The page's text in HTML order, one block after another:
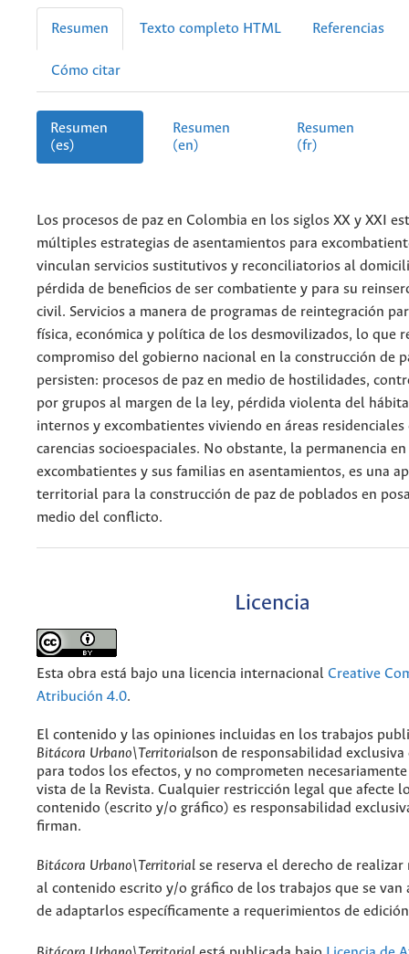
Resumen Texto completo HTML Referencias
Cómo citar
Resumen
(es)
Resumen
(en)
Resumen
(fr)
Los procesos de paz en Colombia en los siglos XX y XXI
múltiples estrategias de asentamientos para
vinculan servicios sustitutivos y reconciliatorios al
pérdida de beneficios de ser combatiente y para su
civil. Servicios a manera de programas de reintegración
física, económica y política de los desmovilizados, lo que
compromiso del gobierno nacional en la construcción de
persisten: procesos de paz en medio de hostilidades,
por grupos al margen de la ley, pérdida violenta del
internos y excombatientes viviendo en áreas residenciales
carencias socioespaciales. No obstante, la permanencia
excombatientes y sus familias en asentamientos, es una
territorial para la construcción de paz de poblados en
medio del conflicto.
Licencia
Esta obra está bajo una licencia internacional Creative
Atribución 4.0.
El contenido y las opiniones incluidas en los trabajos
Bitácora Urbano\Territorialson de responsabilidad exclusiva
para todos los efectos, y no comprometen
vista de la Revista. Cualquier restricción legal que afecte
contenido (escrito y/o gráfico) es responsabilidad
firman.
Bitácora Urbano\Territorial se reserva el derecho de realizar
al contenido escrito y/o gráfico de los trabajos que se van
de adaptarlos específicamente a requerimientos de